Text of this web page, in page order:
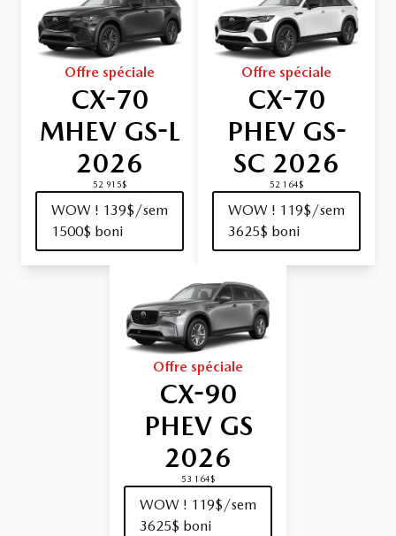
Offre spéciale
CX-70
MHEV GS-L
2026
52 915$
WOW ! 139$/sem
1500$ boni
Offre spéciale
CX-70
PHEV GS-
SC 2026
52 164$
WOW ! 119$/sem
3625$ boni
Offre spéciale
CX-90
PHEV GS
2026
53 164$
WOW ! 119$/sem
3625$ boni